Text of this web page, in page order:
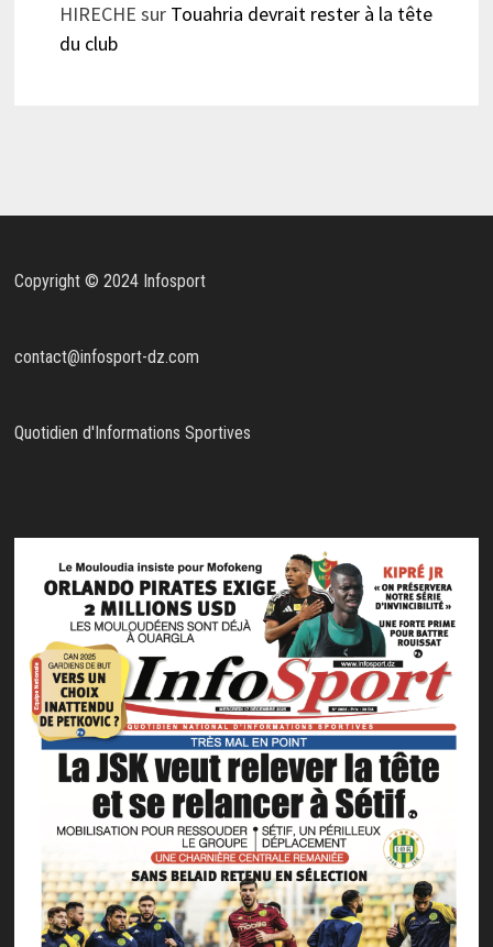
HIRECHE sur Touahria devrait rester à la tête
du club
Copyright © 2024 Infosport
contact@infosport-dz.com
Quotidien d'Informations Sportives